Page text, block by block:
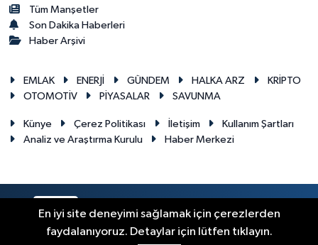
Tüm Manşetler
Son Dakika Haberleri
Haber Arşivi
EMLAK ENERJİ GÜNDEM HALKA ARZ
KRİPTO
OTOMOTİV
PİYASALAR SAVUNMA
Künye Çerez Politikası İletişim
Kullanım Şartları
Analiz ve Araştırma Kurulu
Haber Merkezi
En iyi site deneyimi sağlamak için çerezlerden
faydalanıyoruz. Detaylar için lütfen tıklayın.